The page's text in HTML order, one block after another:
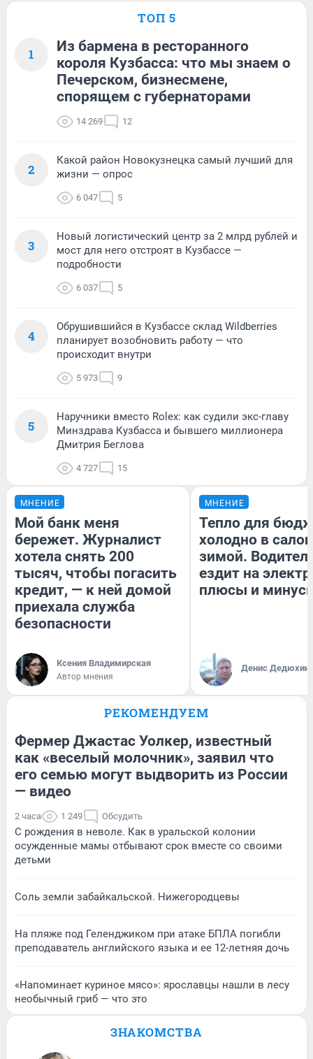
ТОП 5
1
Из бармена в ресторанного
короля Кузбасса: что мы знаем о
Печерском, бизнесмене,
спорящем с губернаторами
14 269 12
2
Какой район Новокузнецка самый лучший для
жизни — опрос
6 047 5
3
Новый логистический центр за 2 млрд рублей и
мост для него отстроят в Кузбассе —
подробности
6 037 5
4
Обрушившийся в Кузбассе склад Wildberries
планирует возобновить работу — что
происходит внутри
5 973 9
5
Наручники вместо Rolex: как судили экс-главу
Минздрава Кузбасса и бывшего миллионера
Дмитрия Беглова
4 727 15
МНЕНИЕ
Мой банк меня
бережет. Журналист
хотела снять 200
тысяч, чтобы погасить
кредит, — к ней домой
приехала служба
безопасности
Ксения Владимирская
Автор мнения
МНЕНИЕ
Тепло для
холодно в
зимой.
ездит на
плюсы и
Денис Дедюхин
РЕКОМЕНДУЕМ
Фермер Джастас Уолкер, известный
как «веселый молочник», заявил что
его семью могут выдворить из России
— видео
2 часа 1 249 Обсудить
С рождения в неволе. Как в уральской колонии
осужденные мамы отбывают срок вместе со своими
детьми
Соль земли забайкальской. Нижегородцевы
На пляже под Геленджиком при атаке БПЛА погибли
преподаватель английского языка и ее 12-летняя дочь
«Напоминает куриное мясо»: ярославцы нашли в лесу
необычный гриб — что это
ЗНАКОМСТВА